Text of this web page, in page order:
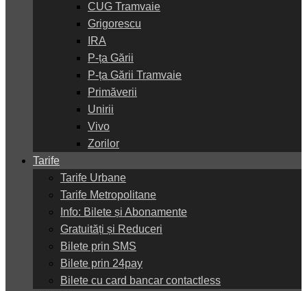
CUG Tramvaie
Grigorescu
IRA
P-ța Gării
P-ța Gării Tramvaie
Primăverii
Unirii
Vivo
Zorilor
Tarife
Tarife Urbane
Tarife Metropolitane
Info: Bilete și Abonamente
Gratuități și Reduceri
Bilete prin SMS
Bilete prin 24pay
Bilete cu card bancar contactless